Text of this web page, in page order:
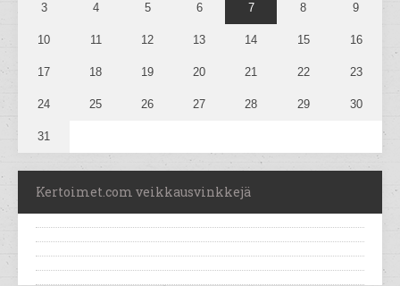
3 4 5 6 7 8 9
10 11 12 13 14 15 16
17 18 19 20 21 22 23
24 25 26 27 28 29 30
31
Kertoimet.com veikkausvinkkejä